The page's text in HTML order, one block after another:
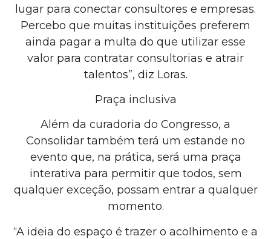
lugar para conectar consultores e empresas.
Percebo que muitas instituições preferem
ainda pagar a multa do que utilizar esse
valor para contratar consultorias e atrair
talentos”, diz Loras.
Praça inclusiva
Além da curadoria do Congresso, a
Consolidar também terá um estande no
evento que, na prática, será uma praça
interativa para permitir que todos, sem
qualquer exceção, possam entrar a qualquer
momento.
“A ideia do espaço é trazer o acolhimento e a